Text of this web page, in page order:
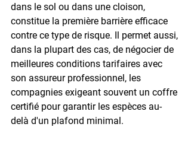
dans le sol ou dans une cloison,
constitue la première barrière efficace
contre ce type de risque. Il permet aussi,
dans la plupart des cas, de négocier de
meilleures conditions tarifaires avec
son assureur professionnel, les
compagnies exigeant souvent un coffre
certifié pour garantir les espèces au-
delà d'un plafond minimal.